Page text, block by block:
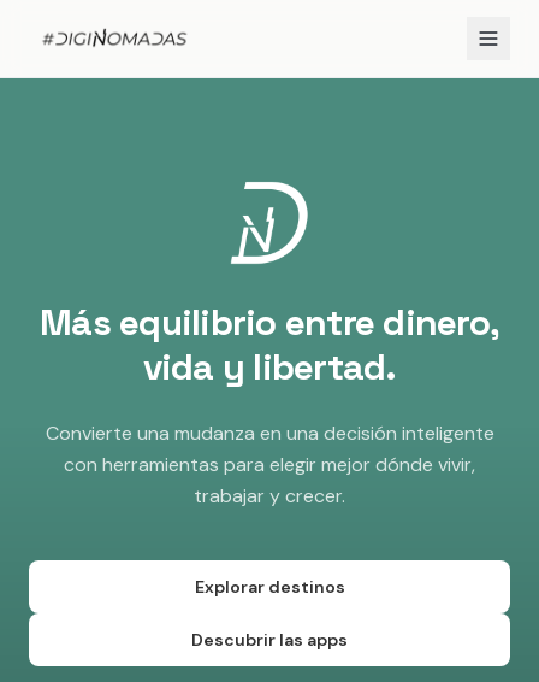
Más equilibrio entre dinero,
vida y libertad.
Convierte una mudanza en una decisión inteligente
con herramientas para elegir mejor dónde vivir,
trabajar y crecer.
Explorar destinos
Descubrir las apps